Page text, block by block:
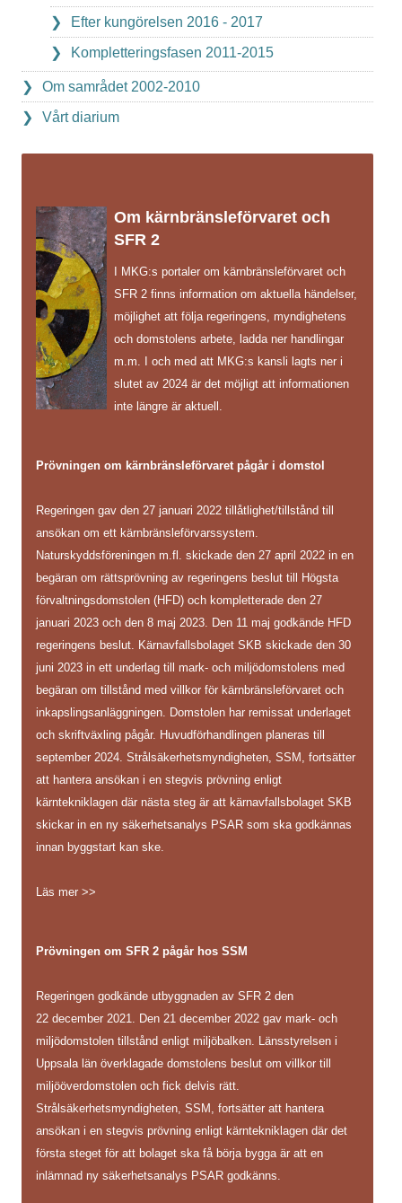
Efter kungörelsen 2016 - 2017
Kompletteringsfasen 2011-2015
Om samrådet 2002-2010
Vårt diarium
Om kärnbränsleförvaret och
SFR 2
I MKG:s portaler om kärnbränsleförvaret och
SFR 2 finns information om aktuella händelser,
möjlighet att följa regeringens, myndighetens
och domstolens arbete, ladda ner handlingar
m.m. I och med att MKG:s kansli lagts ner i
slutet av 2024 är det möjligt att informationen
inte längre är aktuell.
Prövningen om kärnbränsleförvaret pågår i domstol
Regeringen gav den 27 januari 2022 tillåtlighet/tillstånd till
ansökan om ett kärnbränsleförvarssystem.
Naturskyddsföreningen m.fl. skickade den 27 april 2022 in en
begäran om rättsprövning av regeringens beslut till Högsta
förvaltningsdomstolen (HFD) och kompletterade den 27
januari 2023 och den 8 maj 2023. Den 11 maj godkände HFD
regeringens beslut. Kärnavfallsbolaget SKB skickade den 30
juni 2023 in ett underlag till mark- och miljödomstolens med
begäran om tillstånd med villkor för kärnbränsleförvaret och
inkapslingsanläggningen. Domstolen har remissat underlaget
och skriftväxling pågår. Huvudförhandlingen planeras till
september 2024. Strålsäkerhetsmyndigheten, SSM, fortsätter
att hantera ansökan i en stegvis prövning enligt
kärntekniklagen där nästa steg är att kärnavfallsbolaget SKB
skickar in en ny säkerhetsanalys PSAR som ska godkännas
innan byggstart kan ske.
Läs mer >>
Prövningen om SFR 2 pågår hos SSM
Regeringen godkände utbyggnaden av SFR 2 den
22 december 2021. Den 21 december 2022 gav mark- och
miljödomstolen tillstånd enligt miljöbalken. Länsstyrelsen i
Uppsala län överklagade domstolens beslut om villkor till
miljööverdomstolen och fick delvis rätt.
Strålsäkerhetsmyndigheten, SSM, fortsätter att hantera
ansökan i en stegvis prövning enligt kärntekniklagen där det
första steget för att bolaget ska få börja bygga är att en
inlämnad ny säkerhetsanalys PSAR godkänns.